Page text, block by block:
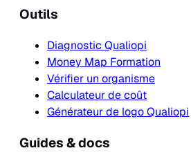
Outils
Diagnostic Qualiopi
Money Map Formation
Vérifier un organisme
Calculateur de coût
Générateur de logo Qualiopi
Guides & docs